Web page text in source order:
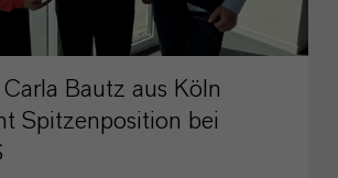
Bautz aus Köln
Spitzenposition bei